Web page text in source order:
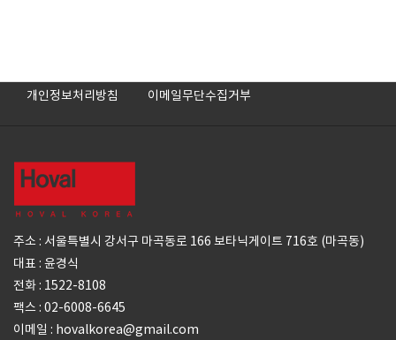
개인정보처리방침 이메일무단수집거부
주소 : 서울특별시 강서구 마곡동로 166 보타닉게이트 716호 (마곡동)
대표 : 윤경식
전화 : 1522-8108
팩스 : 02-6008-6645
이메일 : hovalkorea@gmail.com